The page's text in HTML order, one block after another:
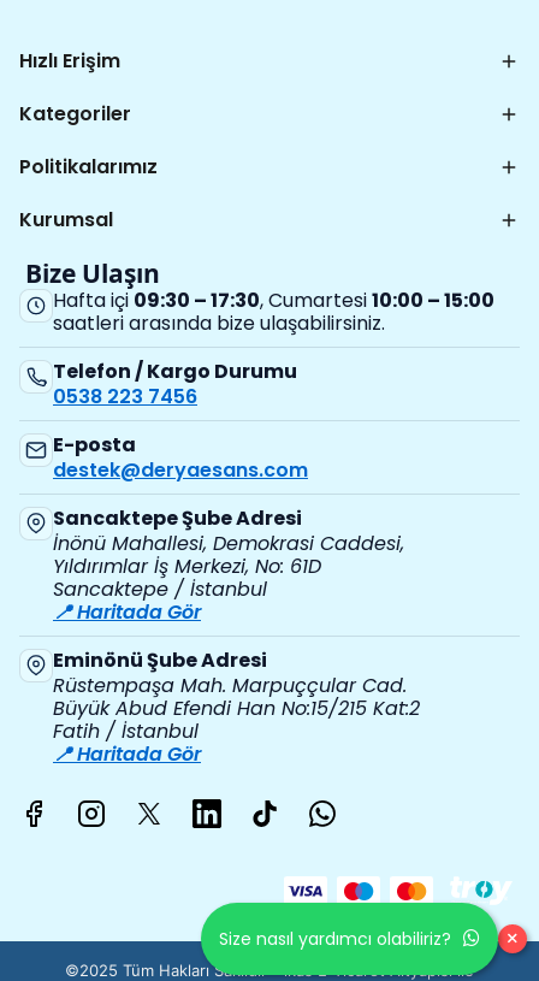
Hızlı Erişim
Kategoriler
Politikalarımız
Kurumsal
Bize Ulaşın
Hafta içi 09:30 – 17:30, Cumartesi10:00 – 15:00
saatleri arasında bize ulaşabilirsiniz.
Telefon / Kargo Durumu
0538 223 7456
E-posta
destek@deryaesans.com
Sancaktepe Şube Adresi
İnönü Mahallesi, Demokrasi Caddesi,
Yıldırımlar İş Merkezi, No: 61D
Sancaktepe / İstanbul
📍 Haritada Gör
Eminönü Şube Adresi
Rüstempaşa Mah. Marpuççular Cad.
Büyük Abud Efendi Han No:15/215 Kat:2
Fatih / İstanbul
📍 Haritada Gör
©2025 Tüm Hakları Saklıdır - ikas E-Ticaret Altyapısı ile
Size nasıl yardımcı olabiliriz? ×